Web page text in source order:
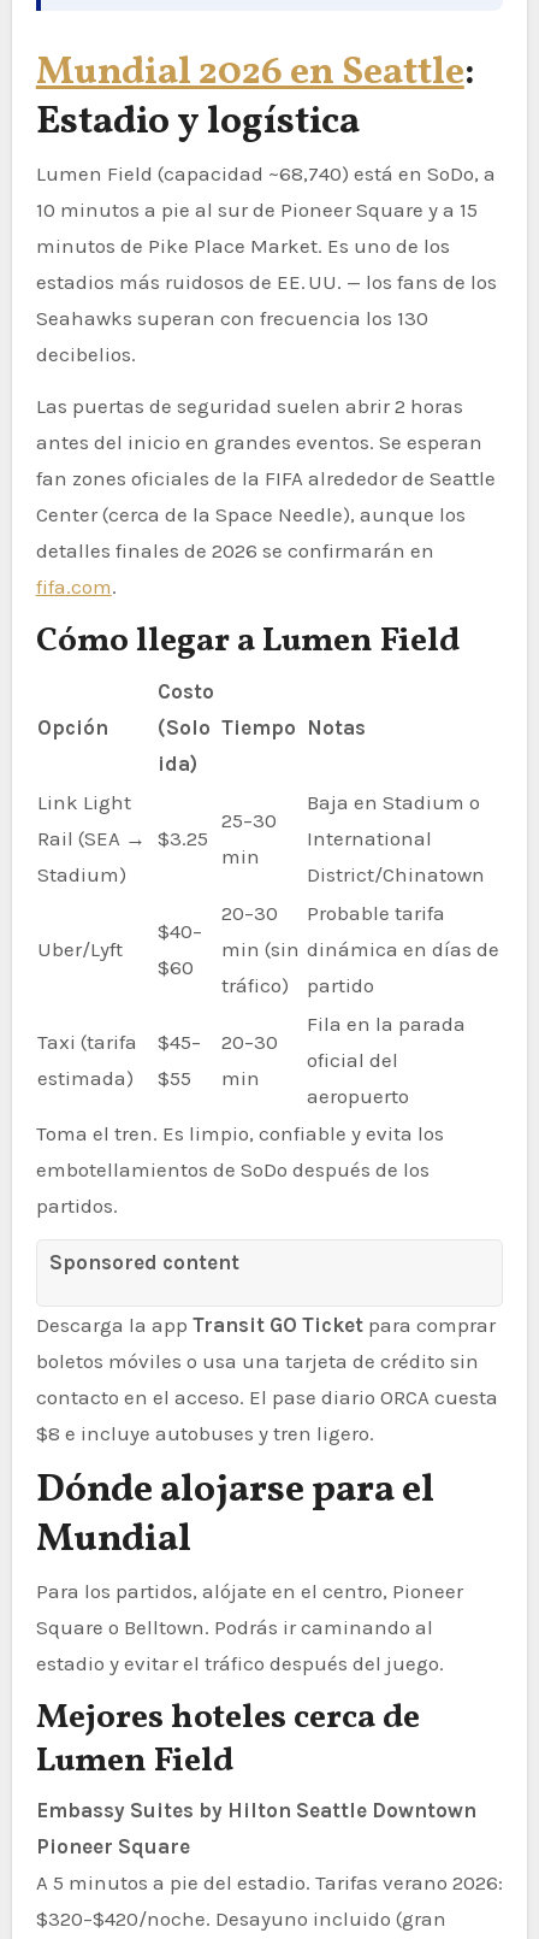
Mundial 2026 en Seattle:
Estadio y logística
Lumen Field (capacidad ~68,740) está en SoDo, a
10 minutos a pie al sur de Pioneer Square y a 15
minutos de Pike Place Market. Es uno de los
estadios más ruidosos de EE. UU. — los fans de los
Seahawks superan con frecuencia los 130
decibelios.
Las puertas de seguridad suelen abrir 2 horas
antes del inicio en grandes eventos. Se esperan
fan zones oficiales de la FIFA alrededor de Seattle
Center (cerca de la Space Needle), aunque los
detalles finales de 2026 se confirmarán en
fifa.com.
Cómo llegar a Lumen Field
Opción
Costo
(Solo
ida)
Tiempo Notas
Link Light
Rail (SEA →
Stadium)
$3.25
25–30
min
Baja en Stadium o
International
District/Chinatown
Uber/Lyft
$40–
$60
20–30
min (sin
tráfico)
Probable tarifa
dinámica en días de
partido
Taxi (tarifa
estimada)
$45–
$55
20–30
min
Fila en la parada
oficial del
aeropuerto
Toma el tren. Es limpio, confiable y evita los
embotellamientos de SoDo después de los
partidos.
Sponsored content
Descarga la app Transit GO Ticketpara comprar
boletos móviles o usa una tarjeta de crédito sin
contacto en el acceso. El pase diario ORCA cuesta
$8 e incluye autobuses y tren ligero.
Dónde alojarse para el
Mundial
Para los partidos, alójate en el centro, Pioneer
Square o Belltown. Podrás ir caminando al
estadio y evitar el tráfico después del juego.
Mejores hoteles cerca de
Lumen Field
Embassy Suites by Hilton Seattle Downtown
Pioneer Square
A 5 minutos a pie del estadio. Tarifas verano 2026:
$320–$420/noche. Desayuno incluido (gran